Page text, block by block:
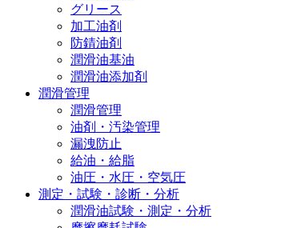
グリース
加工油剤
防錆油剤
潤滑油基油
潤滑油添加剤
潤滑管理
潤滑管理
油剤・汚染管理
漏洩防止
給油・給脂
油圧・水圧・空気圧
測定・試験・診断・分析
潤滑油試験・測定・分析